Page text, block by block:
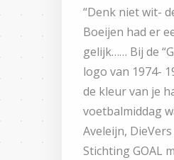
“Denk niet wit-
Boeijen had er
gelijk…… Bij de
logo van 1974-
de kleur van je
voetbalmiddag
Aveleijn,
Stichting GOAL